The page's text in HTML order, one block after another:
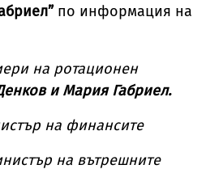
по информация на
на ротационен
и Мария Габриел.
на финансите
на вътрешните